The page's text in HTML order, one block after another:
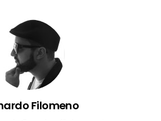
Filomeno